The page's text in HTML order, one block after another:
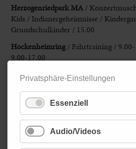
Herzogenriedpark MA /
Kids / Indianergeheimnisse /
Grundschulkinder / 15.00
Hockenheimring/ Fahrtraining /
9.00-17.00
Maimarktgelände MA/ Equitana /
Weinheim/ Kerwe
Zurück
Privatsphäre-Einstellungen
Essenziell
Audio/Videos